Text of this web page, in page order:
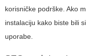
korisničke podrške. Ako
instalaciju kako biste bili
uporabe.